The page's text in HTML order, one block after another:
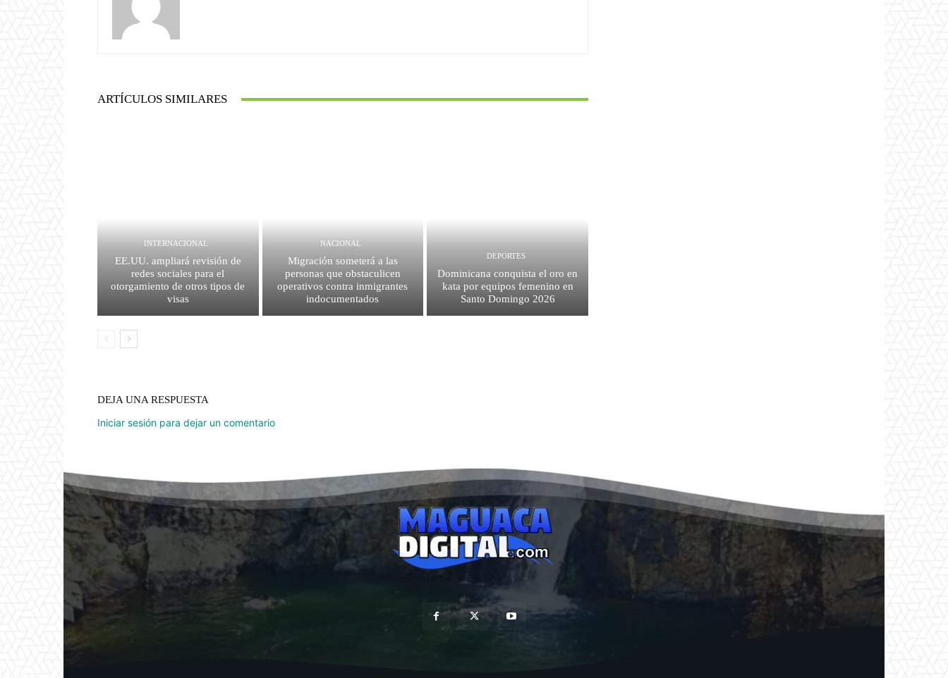
ARTÍCULOS SIMILARES
INTERNACIONAL
EE.UU. ampliará revisión de
redes sociales para el
otorgamiento de otros tipos de
visas
NACIONAL
Migración someterá a las
personas que obstaculicen
operativos contra inmigrantes
indocumentados
DEPORTES
Dominicana conquista el oro en
kata por equipos femenino en
Santo Domingo 2026
DEJA UNA RESPUESTA
Iniciar sesión para dejar un comentario